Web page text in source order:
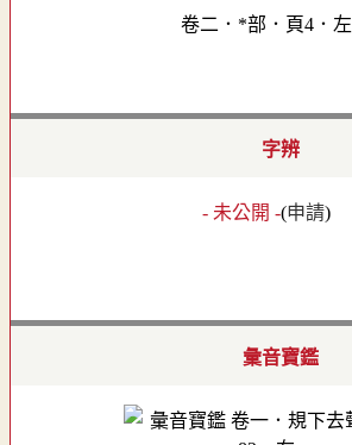
卷二．*部．頁4．左
字辨
- 未公開 -(申請)
彙音寶鑑